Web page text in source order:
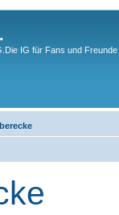
IG für Fans und